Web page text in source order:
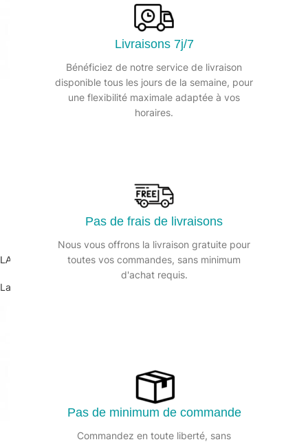
Livraisons 7j/7
Bénéficiez de notre service de livraison
disponible tous les jours de la semaine, pour
une flexibilité maximale adaptée à vos
horaires.
Pas de frais de livraisons
Nous vous offrons la livraison gratuite pour
toutes vos commandes, sans minimum
d'achat requis.
Pas de minimum de commande
Commandez en toute liberté, sans
LAVETTE AJOURÉE Non tissée ajourée 35x50cm – Sachet de 25
Lavettes et torchons